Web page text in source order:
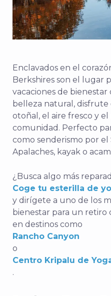
Enclavados en el
Berkshires son el lugar
vacaciones de bienestar
belleza natural,
otoñal, el aire fresco y
comunidad. Perfecto
como senderismo por el
Apalaches, kayak o
¿Busca algo más
Coge tu esterilla de
y dirígete a uno de los
bienestar para un retiro
en destinos como
Rancho Canyon
o
Centro Kripalu de
.